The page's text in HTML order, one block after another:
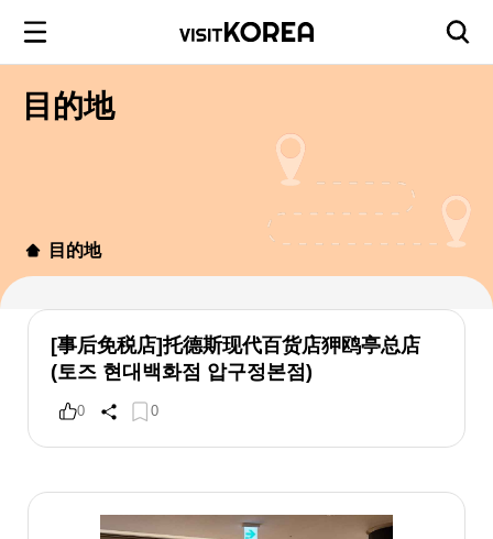
目的地
目的地
[事后免税店]托德斯现代百货店狎鸥亭总店
(토즈 현대백화점 압구정본점)
0 0